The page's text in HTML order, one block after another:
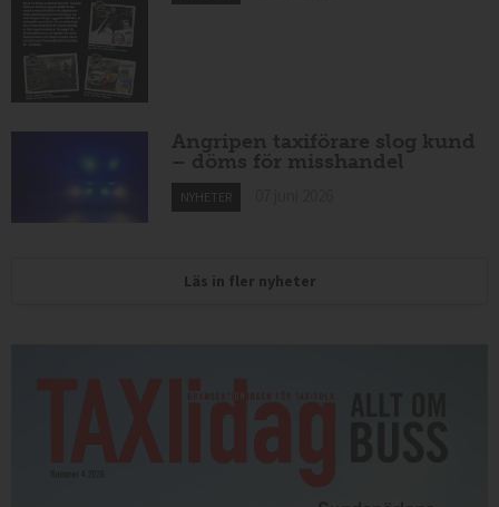
Angripen taxiförare slog kund
– döms för misshandel
NYHETER
Läs in fler nyheter